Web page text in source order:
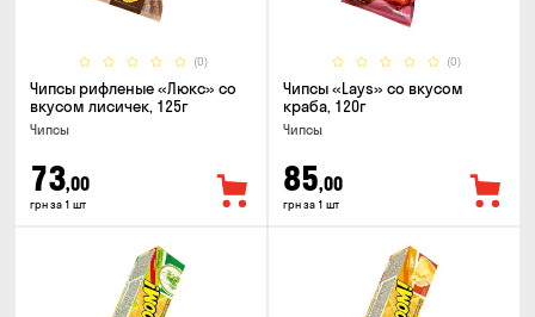
(0)
Чипсы рифленые «Люкс» со
вкусом лисичек, 125г
Чипсы
73,00
грн за 1 шт
(0)
Чипсы «Lays» со вкусом
краба, 120г
Чипсы
85,00
грн за 1 шт